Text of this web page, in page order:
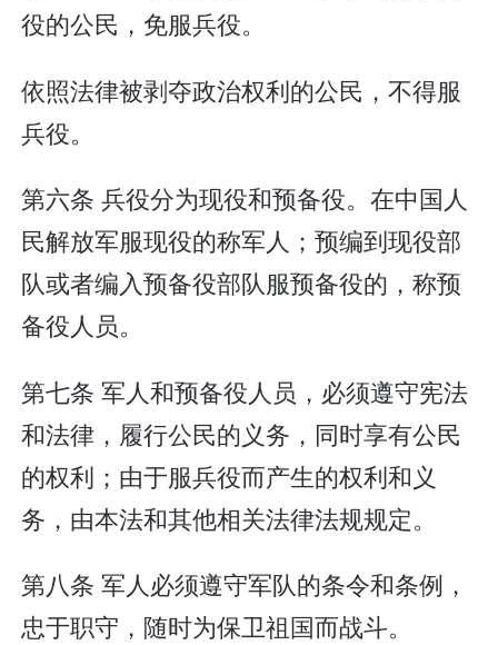
役的公民，免服兵役。
依照法律被剥夺政治权利的公民，不得服
兵役。
第六条 兵役分为现役和预备役。在中国人
民解放军服现役的称军人；预编到现役部
队或者编入预备役部队服预备役的，称预
备役人员。
第七条 军人和预备役人员，必须遵守宪法
和法律，履行公民的义务，同时享有公民
的权利；由于服兵役而产生的权利和义
务，由本法和其他相关法律法规规定。
第八条 军人必须遵守军队的条令和条例，
忠于职守，随时为保卫祖国而战斗。